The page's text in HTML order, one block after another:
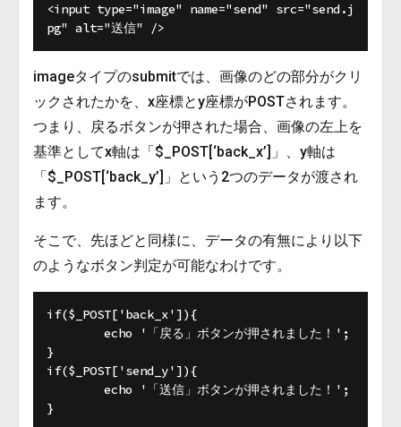
<input type="image" name="send" src="send.j
imageタイプのsubmitでは、画像のどの部分がクリ
ックされたかを、x座標とy座標がPOSTされます。
つまり、戻るボタンが押された場合、画像の左上を
基準としてx軸は「$_POST[‘back_x’]」、y軸は
「$_POST[‘back_y’]」という2つのデータが渡され
ます。
そこで、先ほどと同様に、データの有無により以下
のようなボタン判定が可能なわけです。
if($_POST['back_x']){
}
if($_POST['send_y']){